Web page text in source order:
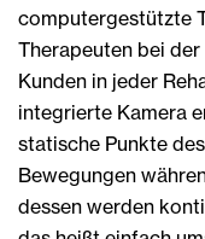
computergestützte
Therapeuten bei
Kunden in jeder
integrierte Kamera
statische Punkte
Bewegungen
dessen werden